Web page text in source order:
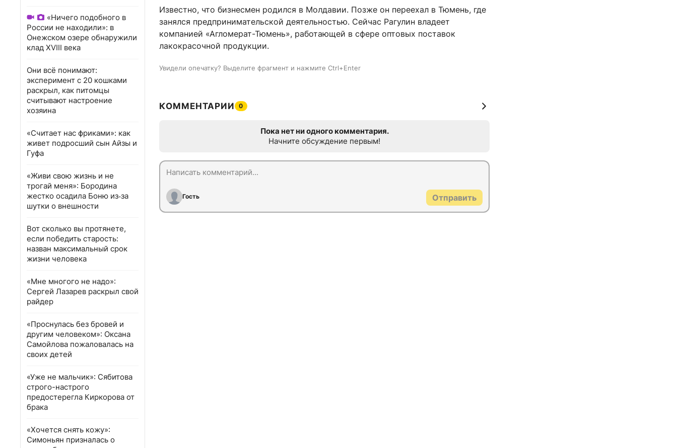
«Ничего подобного в
России не находили»: в
Онежском озере обнаружили
клад XVIII века
Они всё понимают:
эксперимент с 20 кошками
раскрыл, как питомцы
считывают настроение
хозяина
«Считает нас фриками»: как
живет подросший сын Айзы и
Гуфа
«Живи свою жизнь и не
трогай меня»: Бородина
жестко осадила Боню из‑за
шутки о внешности
Вот сколько вы протянете,
если победить старость:
назван максимальный срок
жизни человека
«Мне многого не надо»:
Сергей Лазарев раскрыл свой
райдер
«Проснулась без бровей и
другим человеком»: Оксана
Самойлова пожаловалась на
своих детей
«Уже не мальчик»: Сябитова
строго-настрого
предостерегла Киркорова от
брака
«Хочется снять кожу»:
Симоньян призналась о
Известно, что бизнесмен родился в Молдавии. Позже он переехал в Тюмень, где
занялся предпринимательской деятельностью. Сейчас Рагулин владеет
компанией «Агломерат-Тюмень», работающей в сфере оптовых поставок
лакокрасочной продукции.
Увидели опечатку? Выделите фрагмент и нажмите Ctrl+Enter
КОММЕНТАРИИ 0
Пока нет ни одного комментария.
Начните обсуждение первым!
Гость Отправить